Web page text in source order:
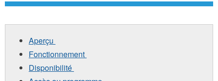
Aperçu
Fonctionnement
Disponibilité